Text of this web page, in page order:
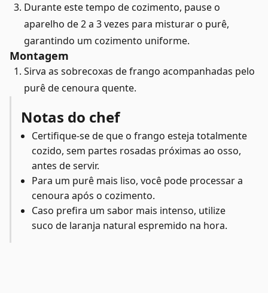
Durante este tempo de cozimento, pause o
aparelho de 2 a 3 vezes para misturar o purê,
garantindo um cozimento uniforme.
Montagem
Sirva as sobrecoxas de frango acompanhadas pelo
purê de cenoura quente.
Notas do chef
Certifique-se de que o frango esteja totalmente
cozido, sem partes rosadas próximas ao osso,
antes de servir.
Para um purê mais liso, você pode processar a
cenoura após o cozimento.
Caso prefira um sabor mais intenso, utilize
suco de laranja natural espremido na hora.